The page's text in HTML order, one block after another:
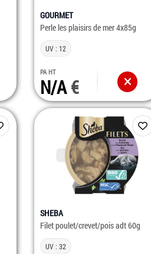
GOURMET
Perle les plaisirs de mer 4x85g
UV : 12
PA HT
N/A
SHEBA
Filet poulet/crevet/pois adt 60g
UV : 32